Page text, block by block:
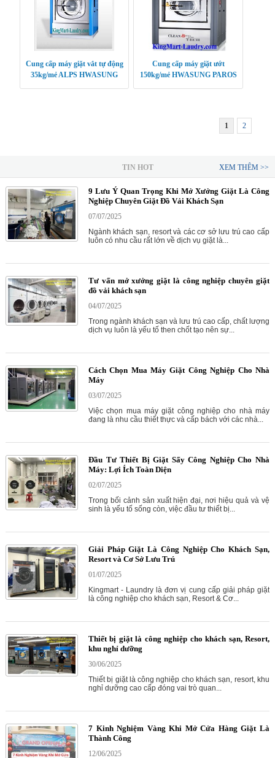
Cung cấp máy giặt vắt tự động
35kg/mẻ ALPS HWASUNG
Cung cấp máy giặt ướt
150kg/mẻ HWASUNG PAROS
1 2
TIN HOT XEM THÊM >>
9 Lưu Ý Quan Trọng Khi Mở Xưởng Giặt Là Công
Nghiệp Chuyên Giặt Đồ Vải Khách Sạn
07/07/2025
Ngành khách sạn, resort và các cơ sở lưu trú cao cấp
luôn có nhu cầu rất lớn về dịch vụ giặt là...
Tư vấn mở xưởng giặt là công nghiệp chuyên giặt
đồ vải khách sạn
04/07/2025
Trong ngành khách sạn và lưu trú cao cấp, chất lượng
dịch vụ luôn là yếu tố then chốt tạo nên sự...
Cách Chọn Mua Máy Giặt Công Nghiệp Cho Nhà
Máy
03/07/2025
Việc chọn mua máy giặt công nghiệp cho nhà máy
đang là nhu cầu thiết thực và cấp bách với các nhà...
Đầu Tư Thiết Bị Giặt Sấy Công Nghiệp Cho Nhà
Máy: Lợi Ích Toàn Diện
02/07/2025
Trong bối cảnh sản xuất hiện đại, nơi hiệu quả và vệ
sinh là yếu tố sống còn, việc đầu tư thiết bị...
Giải Pháp Giặt Là Công Nghiệp Cho Khách Sạn,
Resort và Cơ Sở Lưu Trú
01/07/2025
Kingmart - Laundry là đơn vị cung cấp giải pháp giặt
là công nghiệp cho khách sạn, Resort & Cơ...
Thiết bị giặt là công nghiệp cho khách sạn, Resort,
khu nghỉ dưỡng
30/06/2025
Thiết bị giặt là công nghiệp cho khách sạn, resort, khu
nghỉ dưỡng cao cấp đóng vai trò quan...
7 Kinh Nghiệm Vàng Khi Mở Cửa Hàng Giặt Là
Thành Công
12/06/2025